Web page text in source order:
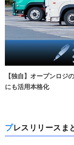
【独自】オープンロジ
にも活用本格化
プレスリリース